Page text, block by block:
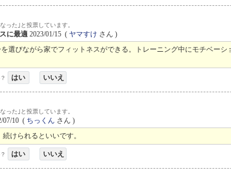
った｣と投票しています。
に最適 2023/01/15 ( ヤマすけ さん )
選びながら家でフィットネスができる。トレーニング中にモチベー
はい いいえ
った｣と投票しています。
07/10 ( ちっくん さん )
けられるといいです。
はい いいえ